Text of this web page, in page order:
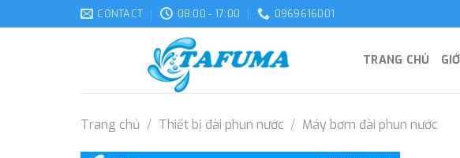
to
CONTACT 08:00 - 17:00 0969616001
TRANG CHỦ
Trang chủ / Thiết bị đài phun nước / Máy bơm đài phun nước